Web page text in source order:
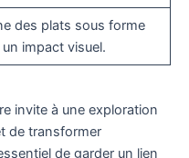
des plats sous forme
impact visuel.
invite à une exploration
de transformer
de garder un lien